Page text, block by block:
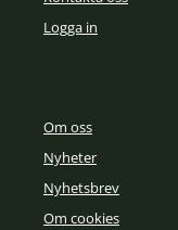
Logga in
Om oss
Nyheter
Nyhetsbrev
Om cookies